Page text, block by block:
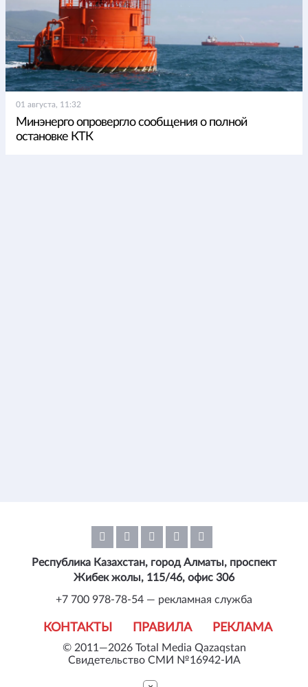
01 августа, 11:32
Минэнерго опровергло сообщения о полной
остановке КТК
© 2011—2026 Total Media Qazaqstan
Свидетельство СМИ №16942-ИА
КОНТАКТЫ ПРАВИЛА РЕКЛАМА
Республика Казахстан, город Алматы, проспект
Жибек жолы, 115/46, офис 306
+7 700 978-78-54 — рекламная служба